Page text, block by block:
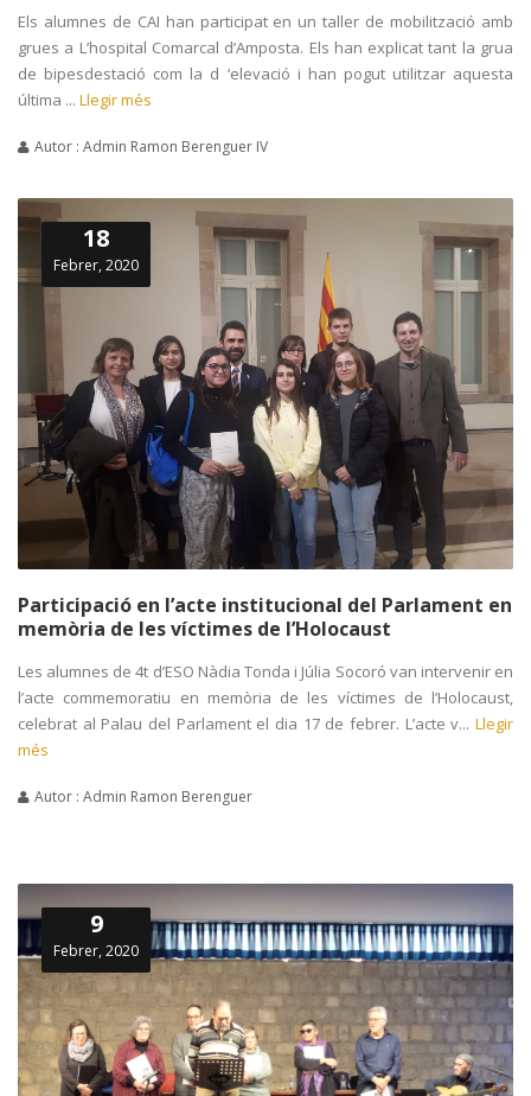
Els alumnes de CAI han participat en un taller de mobilització amb
grues a L’hospital Comarcal d’Amposta. Els han explicat tant la grua
de bipesdestació com la d ‘elevació i han pogut utilitzar aquesta
última ... Llegir més
Autor : Admin Ramon Berenguer IV
18
Febrer, 2020
Participació en l’acte institucional del Parlament en
memòria de les víctimes de l’Holocaust
Les alumnes de 4t d’ESO Nàdia Tonda i Júlia Socoró van intervenir en
l’acte commemoratiu en memòria de les víctimes de l’Holocaust,
celebrat al Palau del Parlament el dia 17 de febrer. L’acte v... Llegir
més
Autor : Admin Ramon Berenguer
9
Febrer, 2020